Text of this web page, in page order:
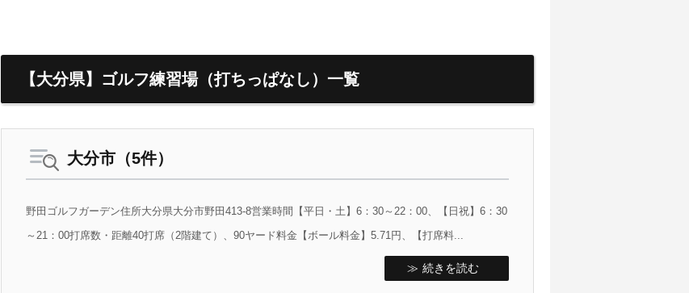
【大分県】ゴルフ練習場（打ちっぱなし）一覧
大分市（5件）
野田ゴルフガーデン住所大分県大分市野田413-8営業時間【平日・土】6：30～22：00、【日祝】6：30
～21：00打席数・距離40打席（2階建て）、90ヤード料金【ボール料金】5.71円、【打席料...
続きを読む